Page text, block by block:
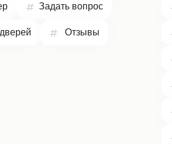
Задать вопрос
Отзывы